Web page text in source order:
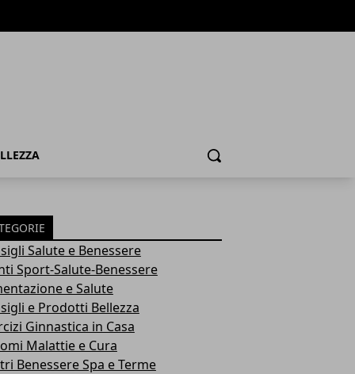
Cerca
Salute e Benessere
Sport-Salute-Benessere
e Salute
e Prodotti Bellezza
Ginnastica in Casa
Malattie e Cura
Benessere Spa e Terme